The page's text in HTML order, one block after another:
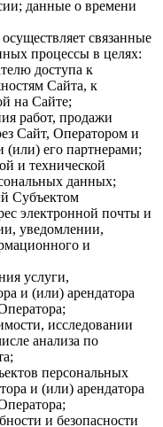
данные о времени
связанные
процессы в целях:
доступа к
Сайта, к
на Сайте;
работ, продажи
Сайт, Оператором и
(или) его партнерами;
и технической
данных;
Субъектом
электронной почты и
уведомлении,
и
услуги,
и (или) арендатора
исследовании
анализа по
персональных
и (или) арендатора
и безопасности